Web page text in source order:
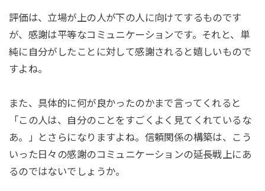
評価は、立場が上の人が下の人に向けてするものです
が、感謝は平等なコミュニケーションです。それと、単
純に自分がしたことに対して感謝されると嬉しいもので
すよね。
また、具体的に何が良かったのかまで言ってくれると
「この人は、自分のことをすごくよく見てくれているな
あ。」とさらになりますよね。信頼関係の構築は、こう
いった日々の感謝のコミュニケーションの延長戦上にあ
るのではないでしょうか。